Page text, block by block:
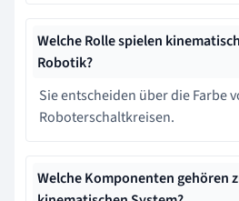
Welche Rolle spielen
Robotik?
Sie entscheiden über die Farbe
Roboterschaltkreisen.
Welche Komponenten gehören